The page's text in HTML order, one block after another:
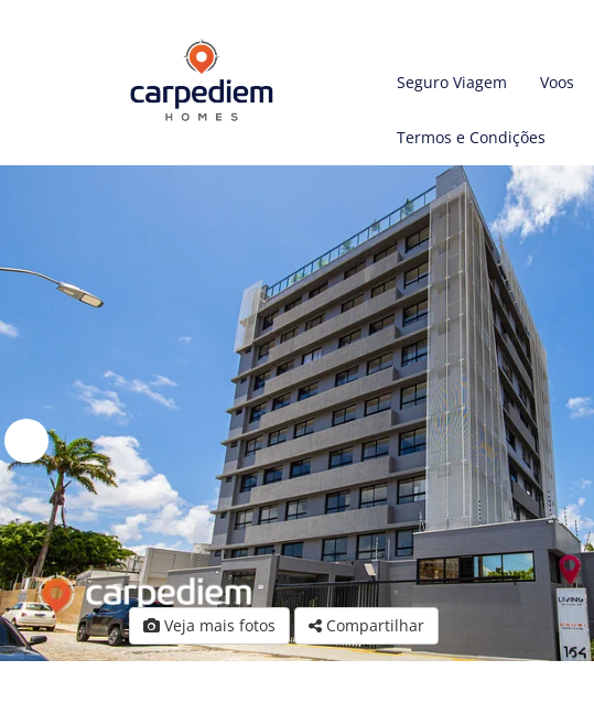
Seguro Viagem Voos
Termos e Condições
Veja mais fotos Compartilhar